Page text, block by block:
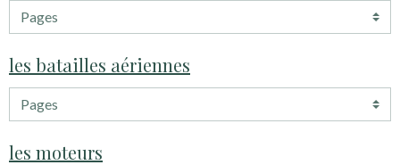
les batailles aériennes
les moteurs